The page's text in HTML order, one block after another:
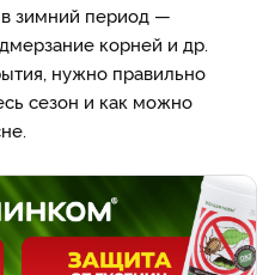
зимний период —
корней и др.
нужно правильно
сезон и как можно